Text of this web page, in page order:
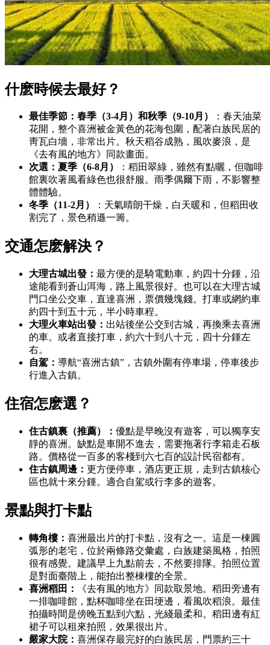
什麽時候去最好？
最佳季節：春季（3-4月）和秋季（9-10月）
：春天油菜
花開，整个喜洲被金黃色的花海包圍，配著白族民居的
靑瓦白墻，非常出片。秋天稻谷成熟，風吹麥浪，是
《去有風的地方》同款畫面。
次選：夏季（6-8月）
：稻田翠綠，雖然有點曬，但咖啡
館裏吹著風看綠色也很舒服。雨季偶爾下雨，不影響整
體體驗。
冬季（11-2月）
：天氣晴朗干燥，白天暖和，但稻田收
割完了，景色稍遜一籌。
交通怎麽解決？
大理古城出發： 最方便的是騎電動車，約四十分鍾，沿
途能看到蒼山洱海，路上風景很好。也可以在大理古城
門口坐公交車，直達喜洲，票價幾塊錢。打車或網約車
約四十到五十元，半小時車程。
大理火車站出發： 出站後坐公交到古城，再換乘去喜洲
的車。或者直接打車，約六十到八十元，四十分鍾左
右。
自駕： 導航“喜洲古鎮”，古鎮外圍有停車場，停車後步
行進入古鎮。
住宿怎麽選？
住古鎮裏（推薦）： 優點是早晚沒有遊客，可以獨享安
靜的喜洲。缺點是車開不進去，需要拖著行李箱走石板
路。價格從一百多的客棧到六七百的設計民宿都有。
住古鎮周邊： 更方便停車，酒店更正規，走到古鎮核心
區也就十來分鍾。適合自駕或行李多的遊客。
景點與打卡點
轉角樓： 喜洲最出片的打卡點，沒有之一。這是一棟圓
弧形的老宅，位於兩條路交彙處，白族建築風格，拍照
很有感覺。建議早上九點前去，不然要排隊。拍照位置
是對面臺階上，能拍出整棟樓的全景。
喜洲稻田：
《去有風的地方》同款取景地。稻田旁邊有
一排咖啡館，點杯咖啡坐在田埂邊，看風吹稻浪。最佳
拍攝時間是傍晚五點到六點，光綫最柔和。稻田邊有紅
裙子可以租來拍照，效果很出片。
嚴家大院： 喜洲保存最完好的白族民居，門票約三十